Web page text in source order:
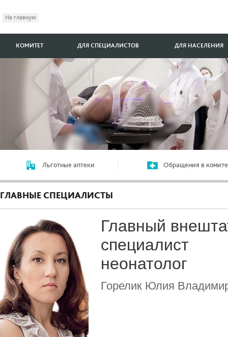
На главную
КОМИТЕТ ДЛЯ СПЕЦИАЛИСТОВ ДЛЯ НАСЕЛЕНИЯ
Льготные аптеки Обращения в
ГЛАВНЫЕ СПЕЦИАЛИСТЫ
Главный
специалист
неонатолог
Горелик Юлия